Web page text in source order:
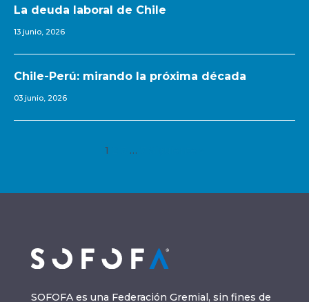
La deuda laboral de Chile
13 junio, 2026
Chile-Perú: mirando la próxima década
03 junio, 2026
1 …
SOFOFA es una Federación Gremial, sin fines de